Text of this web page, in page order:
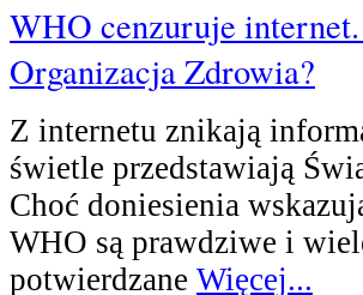
WHO cenzuruje
Organizacja Zdrowia?
Z internetu znikają
świetle przedstawiają
Choć doniesienia
WHO są prawdziwe i
potwierdzane Więcej...